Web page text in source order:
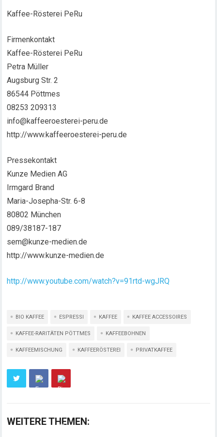
Kaffee-Rösterei PeRu
Firmenkontakt
Kaffee-Rösterei PeRu
Petra Müller
Augsburg Str. 2
86544 Pöttmes
08253 209313
info@kaffeeroesterei-peru.de
http://www.kaffeeroesterei-peru.de
Pressekontakt
Kunze Medien AG
Irmgard Brand
Maria-Josepha-Str. 6-8
80802 München
089/38187-187
sem@kunze-medien.de
http://www.kunze-medien.de
http://www.youtube.com/watch?v=91rtd-wgJRQ
BIO KAFFEE ESPRESSI KAFFEE KAFFEE ACCESSOIRES
KAFFEE-RARITÄTEN PÖTTMES KAFFEEBOHNEN
KAFFEEMISCHUNG KAFFEERÖSTEREI PRIVATKAFFEE
WEITERE THEMEN: